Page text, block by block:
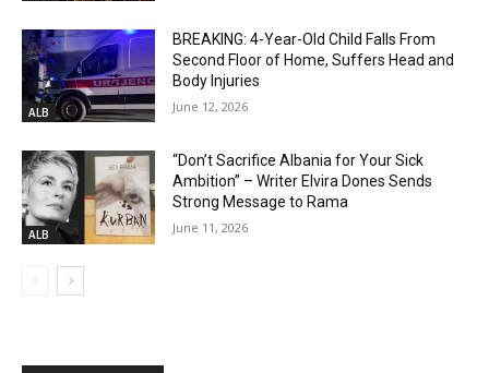
ALB
BREAKING: 4-Year-Old Child Falls From
Second Floor of Home, Suffers Head and
Body Injuries
June 12, 2026
ALB
“Don’t Sacrifice Albania for Your Sick
Ambition” – Writer Elvira Dones Sends
Strong Message to Rama
June 11, 2026